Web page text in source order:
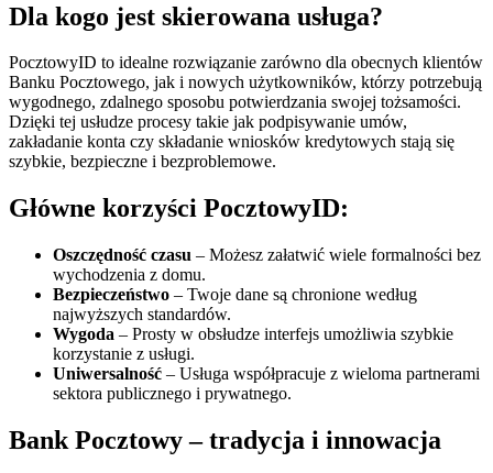
Dla kogo jest skierowana usługa?
PocztowyID to idealne rozwiązanie zarówno dla obecnych klientów
Banku Pocztowego, jak i nowych użytkowników, którzy potrzebują
wygodnego, zdalnego sposobu potwierdzania swojej tożsamości.
Dzięki tej usłudze procesy takie jak podpisywanie umów,
zakładanie konta czy składanie wniosków kredytowych stają się
szybkie, bezpieczne i bezproblemowe.
Główne korzyści PocztowyID:
Oszczędność czasu – Możesz załatwić wiele formalności bez
wychodzenia z domu.
Bezpieczeństwo – Twoje dane są chronione według
najwyższych standardów.
Wygoda – Prosty w obsłudze interfejs umożliwia szybkie
korzystanie z usługi.
Uniwersalność – Usługa współpracuje z wieloma partnerami
sektora publicznego i prywatnego.
Bank Pocztowy – tradycja i innowacja